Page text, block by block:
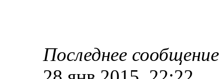
Последнее сообщение